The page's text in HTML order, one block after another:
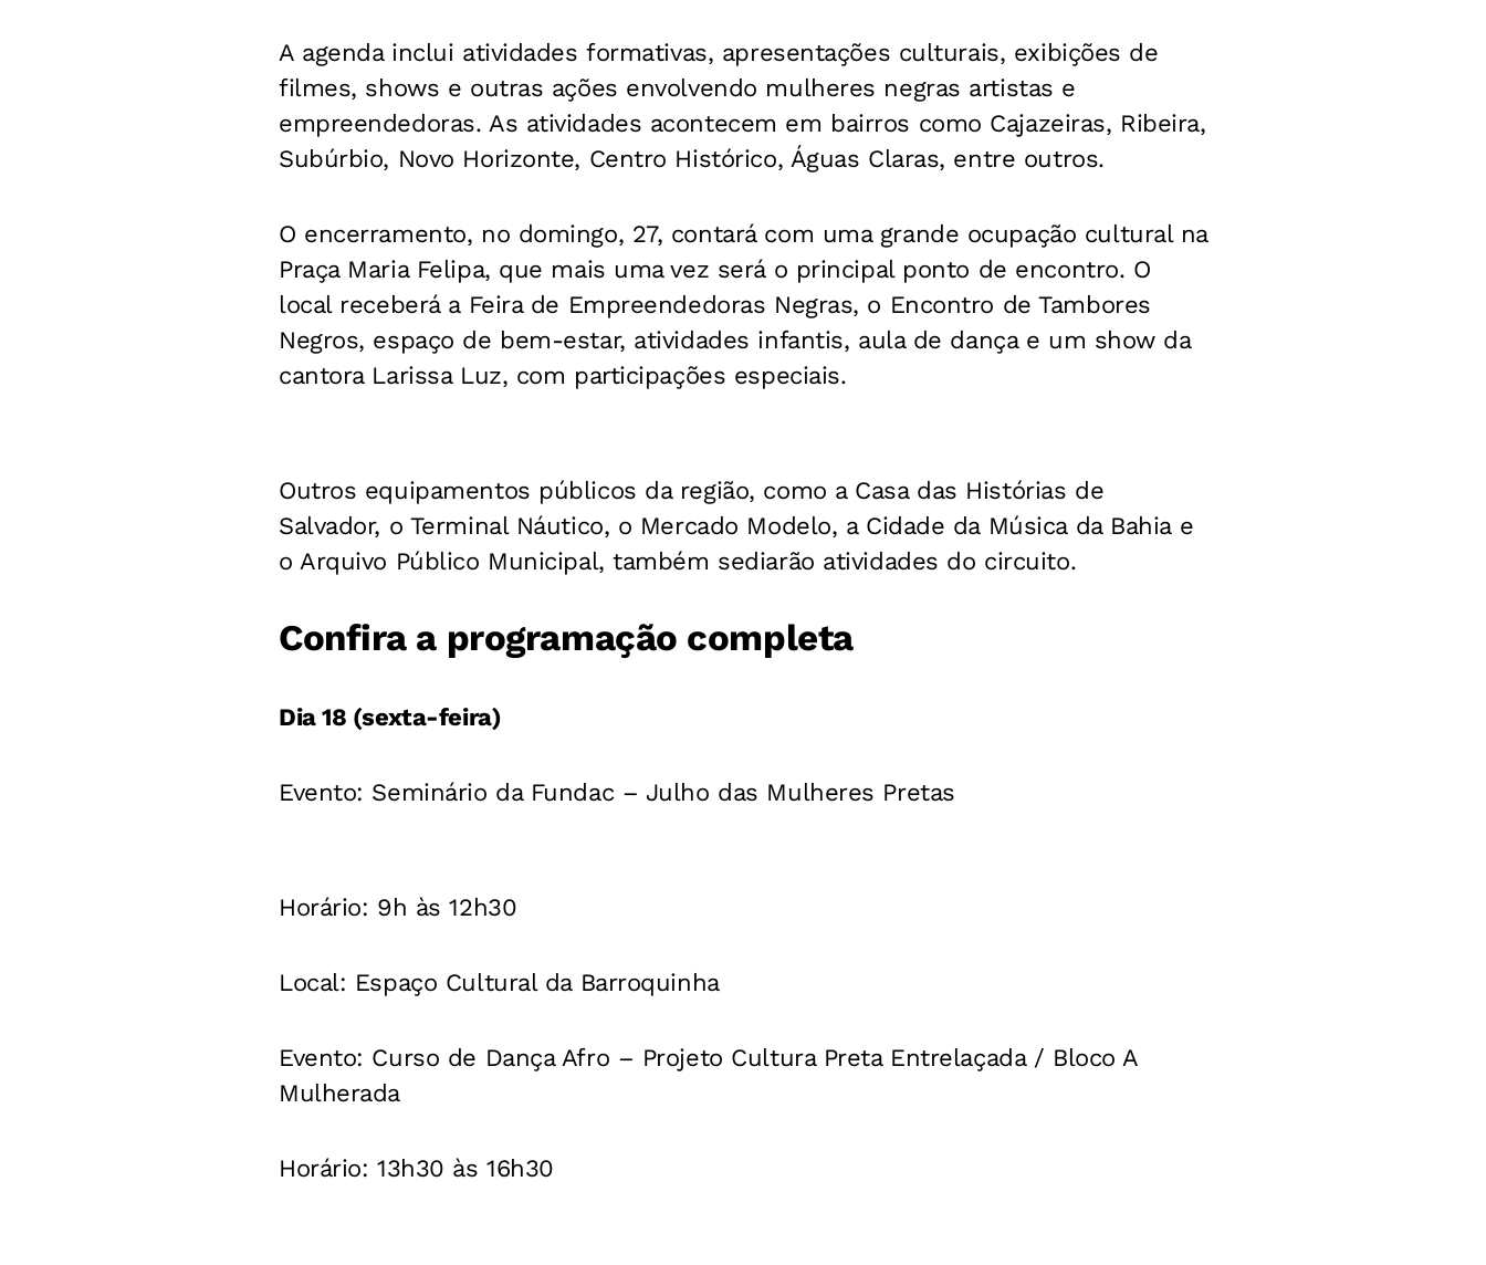
A agenda inclui atividades formativas, apresentações culturais, exibições de
filmes, shows e outras ações envolvendo mulheres negras artistas e
empreendedoras. As atividades acontecem em bairros como Cajazeiras, Ribeira,
Subúrbio, Novo Horizonte, Centro Histórico, Águas Claras, entre outros.
O encerramento, no domingo, 27, contará com uma grande ocupação cultural na
Praça Maria Felipa, que mais uma vez será o principal ponto de encontro. O
local receberá a Feira de Empreendedoras Negras, o Encontro de Tambores
Negros, espaço de bem-estar, atividades infantis, aula de dança e um show da
cantora Larissa Luz, com participações especiais.
Outros equipamentos públicos da região, como a Casa das Histórias de
Salvador, o Terminal Náutico, o Mercado Modelo, a Cidade da Música da Bahia e
o Arquivo Público Municipal, também sediarão atividades do circuito.
Confira a programação completa
Dia 18 (sexta-feira)
Evento: Seminário da Fundac – Julho das Mulheres Pretas
Horário: 9h às 12h30
Local: Espaço Cultural da Barroquinha
Evento: Curso de Dança Afro – Projeto Cultura Preta Entrelaçada / Bloco A
Mulherada
Horário: 13h30 às 16h30